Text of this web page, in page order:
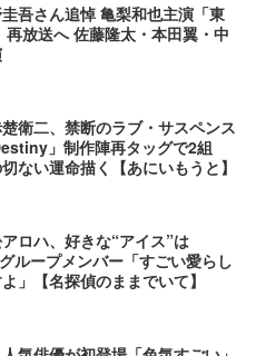
吾さん追悼 亀梨和也主演「東
再放送へ 佐藤隆太・本田翼・中
衛二、禁断のラブ・サスペンス
」制作陣再タッグで2組
ない運命描く【あにいもうと】
ロハ、好きな“アイス”は
ループメンバー「すごい愛らし
」【名探偵のままでいて】